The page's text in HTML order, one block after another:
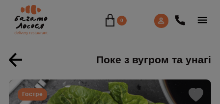
0
Поке з вугром та унагі
Гостре